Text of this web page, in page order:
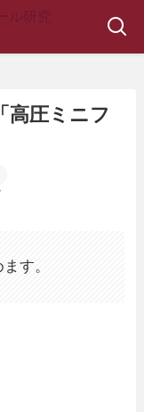
高圧ミニフ
す。